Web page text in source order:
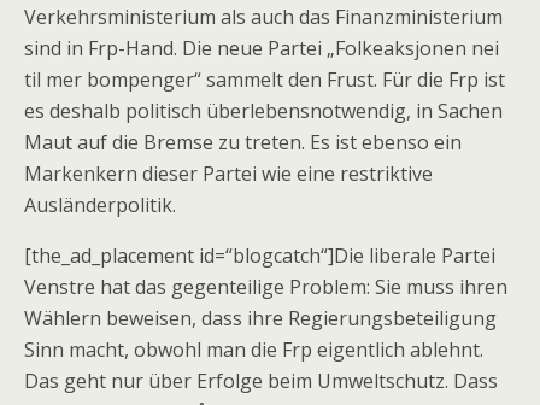
Verkehrsministerium als auch das Finanzministerium
sind in Frp-Hand. Die neue Partei „Folkeaksjonen nei
til mer bompenger“ sammelt den Frust. Für die Frp ist
es deshalb politisch überlebensnotwendig, in Sachen
Maut auf die Bremse zu treten. Es ist ebenso ein
Markenkern dieser Partei wie eine restriktive
Ausländerpolitik.
[the_ad_placement id=“blogcatch“]Die liberale Partei
Venstre hat das gegenteilige Problem: Sie muss ihren
Wählern beweisen, dass ihre Regierungsbeteiligung
Sinn macht, obwohl man die Frp eigentlich ablehnt.
Das geht nur über Erfolge beim Umweltschutz. Dass